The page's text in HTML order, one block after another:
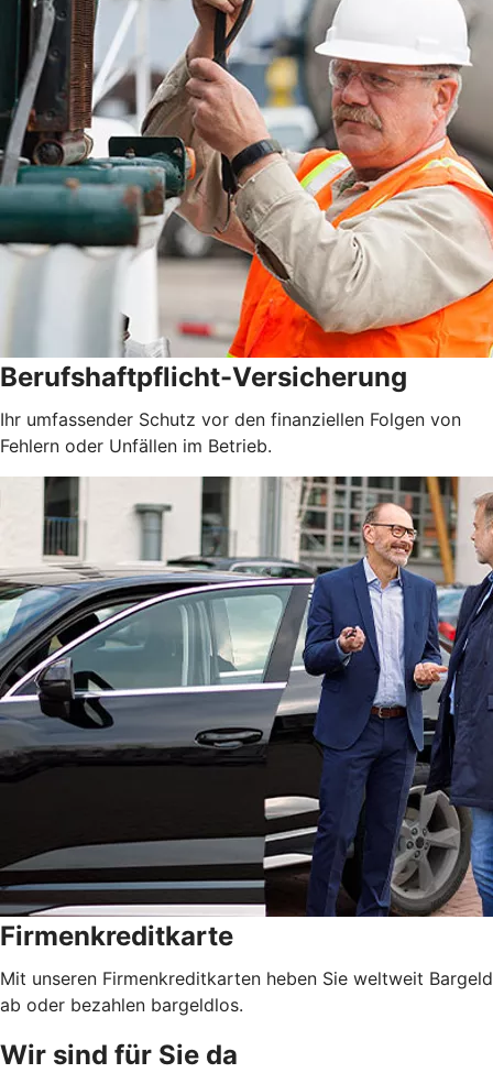
Berufshaftpflicht-Versicherung
Ihr umfassender Schutz vor den finanziellen Folgen von
Fehlern oder Unfällen im Betrieb.
Firmenkreditkarte
Mit unseren Firmenkreditkarten heben Sie weltweit Bargeld
ab oder bezahlen bargeldlos.
Wir sind für Sie da